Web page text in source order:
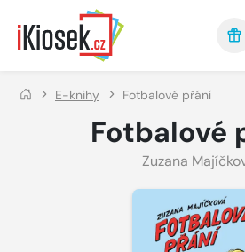
Přejít na hlavní obsah
E-knihy Fotbalové přání
Fotbalové
Zuzana